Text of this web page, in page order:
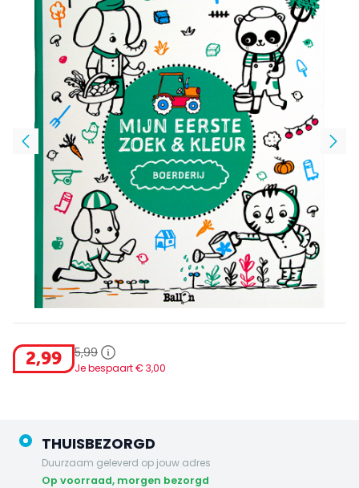
2,99 5,99
Je bespaart € 3,00
THUISBEZORGD
Duurzaam geleverd op jouw adres
op voorraad, morgen bezorgd